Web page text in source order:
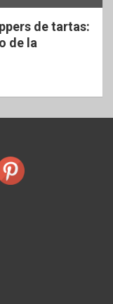
de tartas:
de la